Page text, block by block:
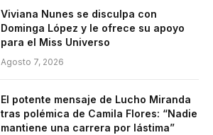
Viviana Nunes se disculpa con
Dominga López y le ofrece su apoyo
para el Miss Universo
Agosto 7, 2026
El potente mensaje de Lucho Miranda
tras polémica de Camila Flores: “Nadie
mantiene una carrera por lástima”